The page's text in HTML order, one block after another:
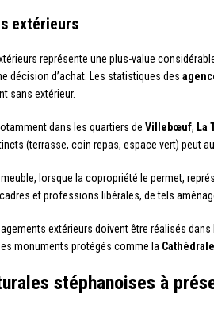
extérieurs
représente une plus-value
décision d’achat. Les statistiques des
sans extérieur.
dans les quartiers de Villebœuf, La
(terrasse, coin repas, espace vert) peut
lorsque la copropriété le permet,
et professions libérales, de tels
extérieurs doivent être réalisés
monuments protégés comme la
stéphanoises à